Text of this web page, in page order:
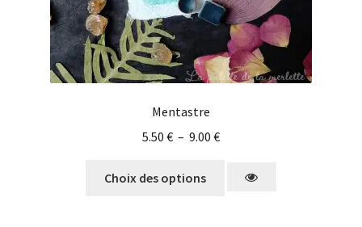
Mentastre
5.50 € – 9.00 €
Choix des options